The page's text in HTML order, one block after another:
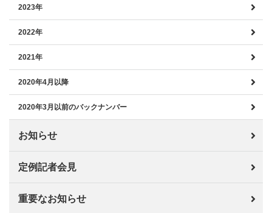
2023年
2022年
2021年
2020年4月以降
2020年3月以前のバックナンバー
お知らせ
定例記者会見
重要なお知らせ